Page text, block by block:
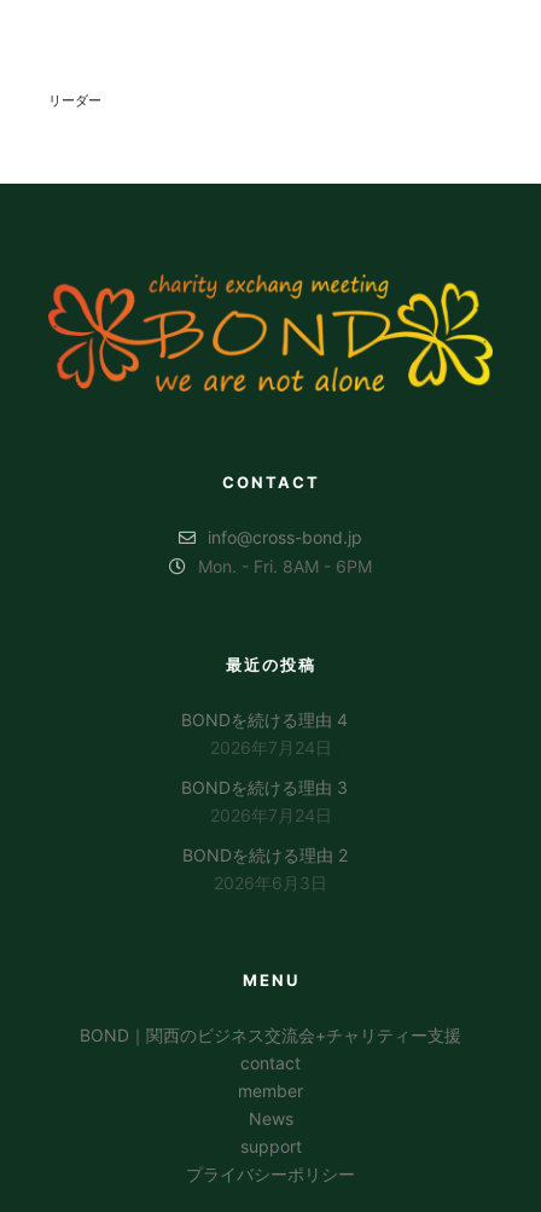
リーダー
CONTACT
info@cross-bond.jp
Mon. - Fri. 8AM - 6PM
最近の投稿
BONDを続ける理由 4
2026年7月24日
BONDを続ける理由 3
2026年7月24日
BONDを続ける理由 2
2026年6月3日
MENU
BOND｜関西のビジネス交流会+チャリティー支援
contact
member
News
support
プライバシーポリシー